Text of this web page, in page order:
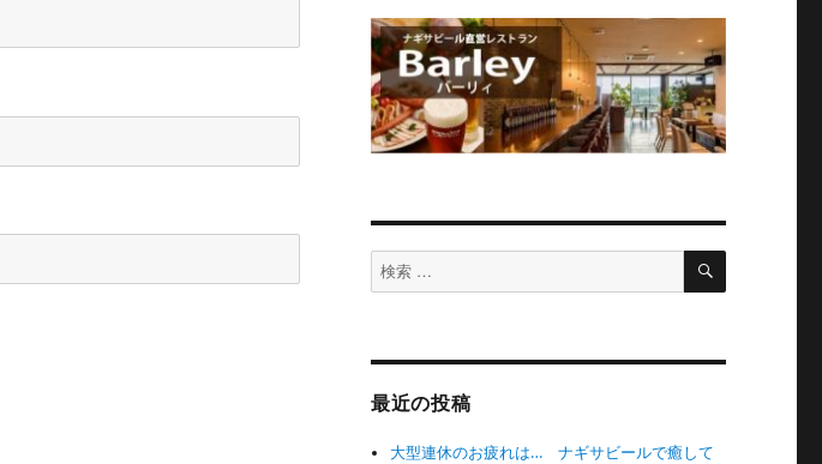
検
索
検
最近の投稿
大型連休のお疲れは… ナギサビールで癒して